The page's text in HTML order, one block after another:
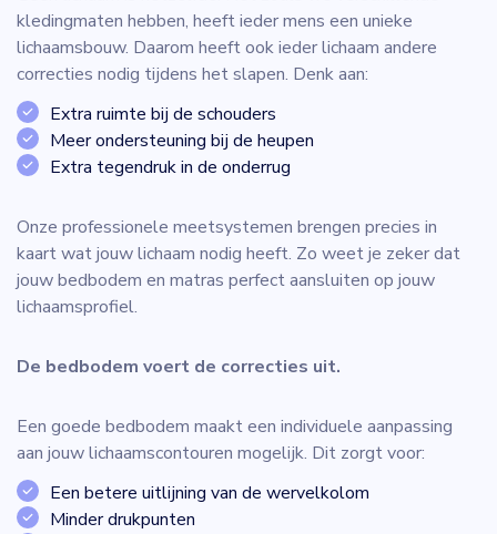
kledingmaten hebben, heeft ieder mens een unieke
lichaamsbouw. Daarom heeft ook ieder lichaam andere
correcties nodig tijdens het slapen. Denk aan:
Extra ruimte bij de schouders
Meer ondersteuning bij de heupen
Extra tegendruk in de onderrug
Onze professionele meetsystemen brengen precies in
kaart wat jouw lichaam nodig heeft. Zo weet je zeker dat
jouw bedbodem en matras perfect aansluiten op jouw
lichaamsprofiel.
De bedbodem voert de correcties uit.
Een goede bedbodem maakt een individuele aanpassing
aan jouw lichaamscontouren mogelijk. Dit zorgt voor:
Een betere uitlijning van de wervelkolom
Minder drukpunten